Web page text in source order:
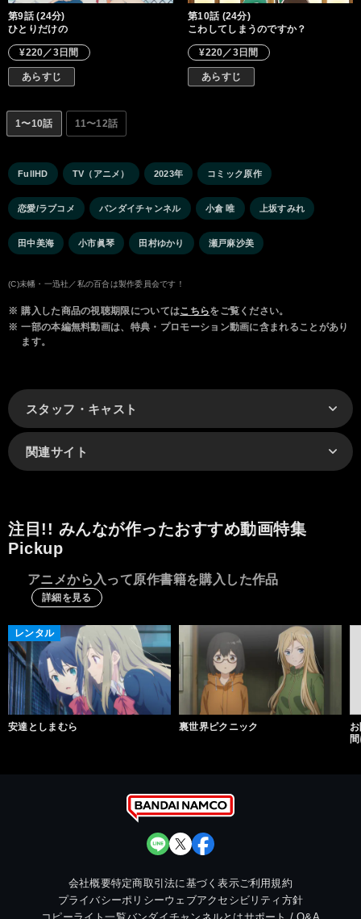
第9話 (24分)
ひとりだけの
¥220／3日間
あらすじ
第10話 (24分)
こわしてしまうのですか？
¥220／3日間
あらすじ
1〜10話 11〜12話
FullHD TV（アニメ） 2023年 コミック原作
恋愛/ラブコメ バンダイチャンネル 小倉 唯 上坂すみれ
田中美海 小市眞琴 田村ゆかり 瀬戸麻沙美
(C)未幡・一迅社／私の百合は製作委員会です！
※ 購入した商品の視聴期限についてはこちらをご覧ください。
※ 一部の本編無料動画は、特典・プロモーション動画に含まれることがあり
ます。
スタッフ・キャスト
関連サイト
注目!! みんなが作ったおすすめ動画特集
Pickup
アニメから入って原作書籍を購入した作品
詳細を見る
レンタル
安達としまむら 裏世界ピクニック
会社概要特定商取引法に基づく表示ご利用規約
プライバシーポリシーウェブアクセシビリティ方針